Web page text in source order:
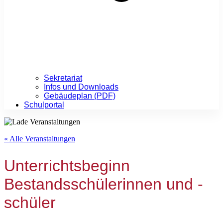
Sekretariat
Infos und Downloads
Gebäudeplan (PDF)
Schulportal
« Alle Veranstaltungen
Unterrichtsbeginn
Bestandsschülerinnen und -
schüler